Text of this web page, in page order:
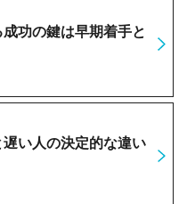
功の鍵は早期着手と
い人の決定的な違い